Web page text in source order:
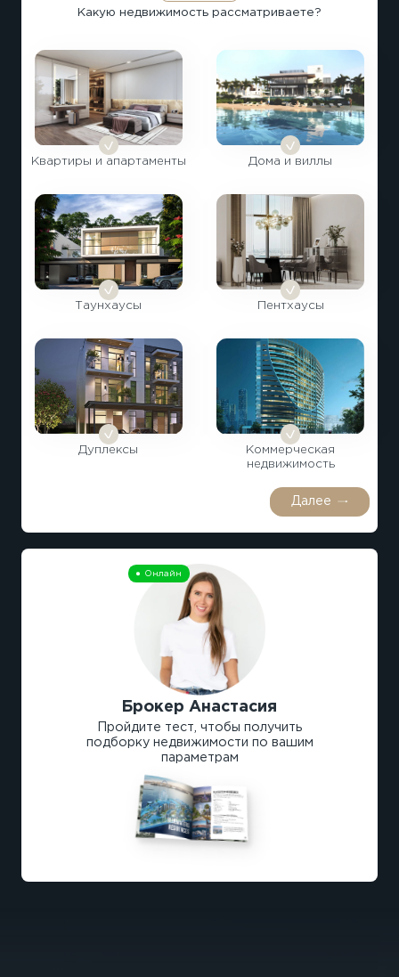
Какую недвижимость рассматриваете?
Квартиры и апартаменты Дома и виллы
Таунхаусы Пентхаусы
Дуплексы
Коммерческая
недвижимость
Далее
Онлайн
Брокер Анастасия
Пройдите тест, чтобы получить
подборку недвижимости по вашим
параметрам